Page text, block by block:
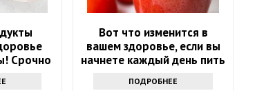
Срочно
Вот что изменится в
вашем здоровье, если вы
начнете каждый день пить
томатный сок
ПОДРОБНЕЕ